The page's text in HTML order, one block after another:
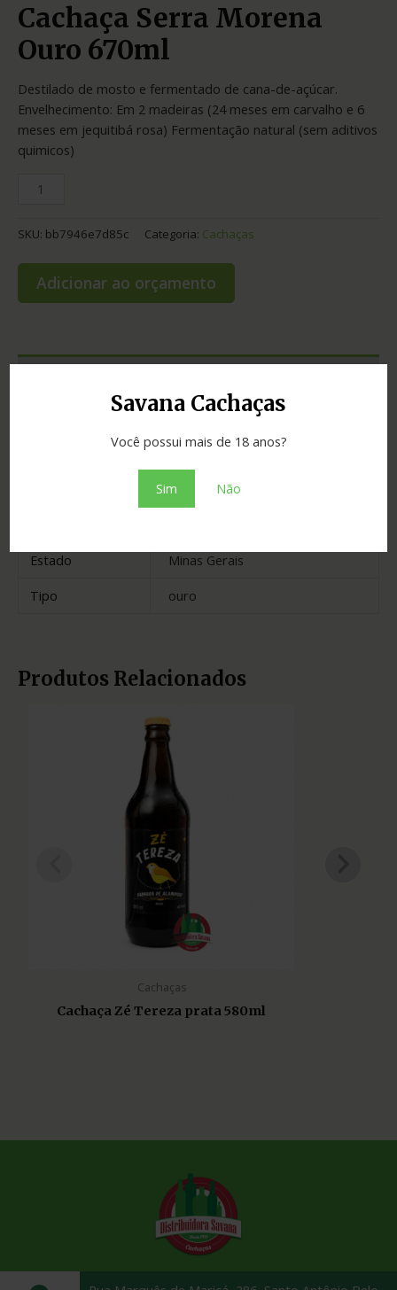
Savana Cachaças
Você possui mais de 18 anos?
Sim Não
Cachaça Serra Morena
Ouro 670ml
Destilado de mosto e fermentado de cana-de-açúcar.
Envelhecimento: Em 2 madeiras (24 meses em carvalho e 6
meses em jequitibá rosa) Fermentação natural (sem aditivos
quimicos)
SKU: bb7946e7d85c Categoria: Cachaças
Adicionar ao orçamento
Belo Vale
Estado
Minas Gerais
Tipo
ouro
Produtos Relacionados
Cachaças
Cachaça Zé Tereza prata 580ml